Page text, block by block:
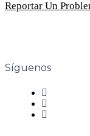
Reportar Un
Síguenos